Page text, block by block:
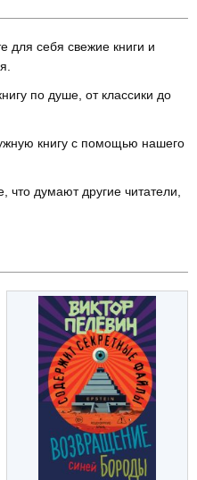
для себя свежие книги и
по душе, от классики до
книгу с помощью нашего
думают другие читатели,